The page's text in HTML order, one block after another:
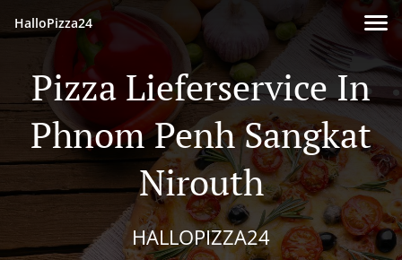
HalloPizza24
Pizza Lieferservice In
Phnom Penh Sangkat
Nirouth
HALLOPIZZA24